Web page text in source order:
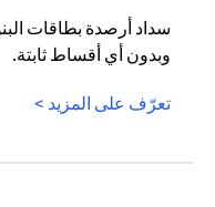
سداد أرصدة بطاقات
وبدون أي أقساط ثابتة.
تعرّف على المزيد >